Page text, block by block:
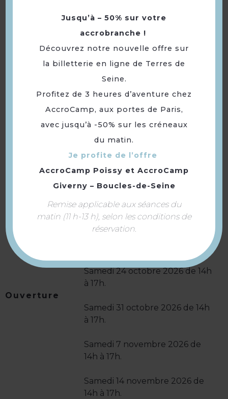
Ouverture
Samedi 27 juin 2026 de 14h à
Samedi 5 septembre 2026 de
14h à 17h.
Samedi 26 septembre 2026 de
14h à 17h.
17h.
à 17h.
Samedi 17 octobre 2026 de 14h
Samedi 24 octobre 2026 de 14h
à 17h.
Samedi 31 octobre 2026 de 14h
à 17h.
Samedi 7 novembre 2026 de
14h à 17h.
Samedi 14 novembre 2026 de
14h à 17h.
Jusqu’à – 50% sur votre
accrobranche !
Découvrez notre nouvelle offre sur
la billetterie en ligne de Terres de
Seine.
Profitez de 3 heures d’aventure chez
AccroCamp, aux portes de Paris,
avec jusqu’à -50% sur les créneaux
du matin.
Je profite de l’offre
AccroCamp Poissy et AccroCamp
Giverny – Boucles-de-Seine
Remise applicable aux séances du
matin (11 h-13 h), selon les conditions de
réservation.